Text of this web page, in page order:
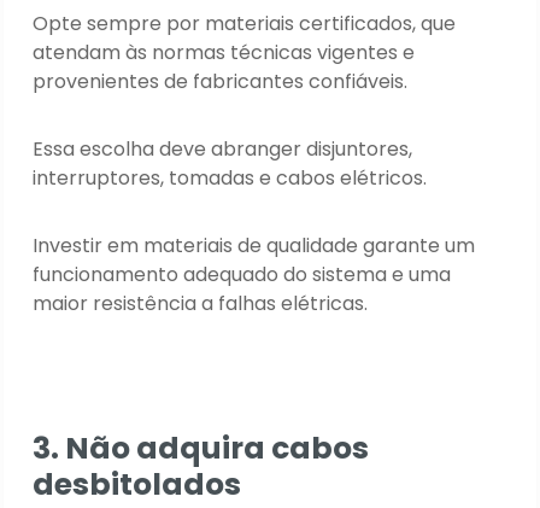
Opte sempre por materiais certificados, que
atendam às normas técnicas vigentes e
provenientes de fabricantes confiáveis.
Essa escolha deve abranger disjuntores,
interruptores, tomadas e cabos elétricos.
Investir em materiais de qualidade garante um
funcionamento adequado do sistema e uma
maior resistência a falhas elétricas.
3. Não adquira cabos
desbitolados